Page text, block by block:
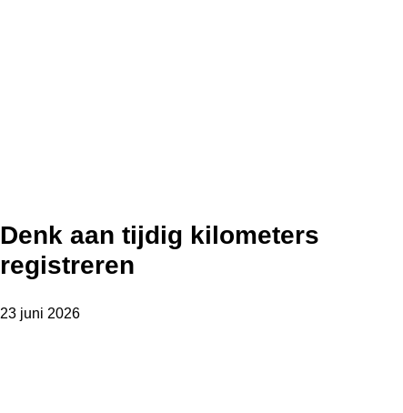
Denk aan tijdig kilometers
registreren
23 juni 2026